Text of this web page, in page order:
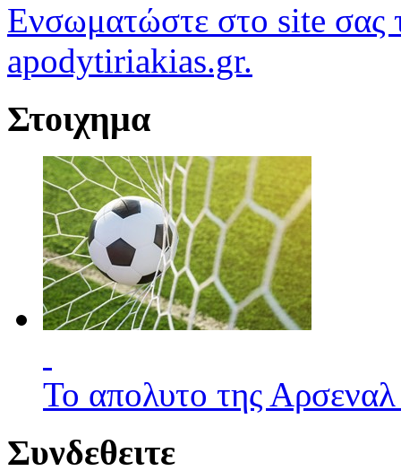
Ενσωματώστε στο site σας
apodytiriakias.gr.
Στοιχημα
Το απολυτο της
Συνδεθειτε